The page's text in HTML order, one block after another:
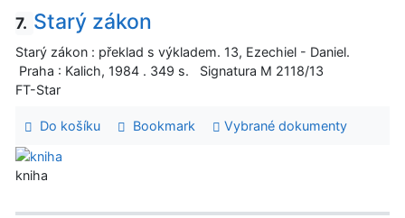
7. Starý zákon
Starý zákon : překlad s výkladem. 13, Ezechiel - Daniel.
Praha : Kalich, 1984 . 349 s. Signatura M 2118/13
FT-Star
Do košíku Bookmark Vybrané dokumenty
kniha